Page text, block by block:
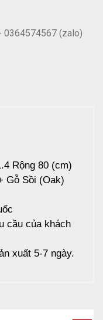
0364574567 (zalo)
Rộng 80 (cm)
Gỗ Sồi (Oak)
cầu của khách
xuất 5-7 ngày.